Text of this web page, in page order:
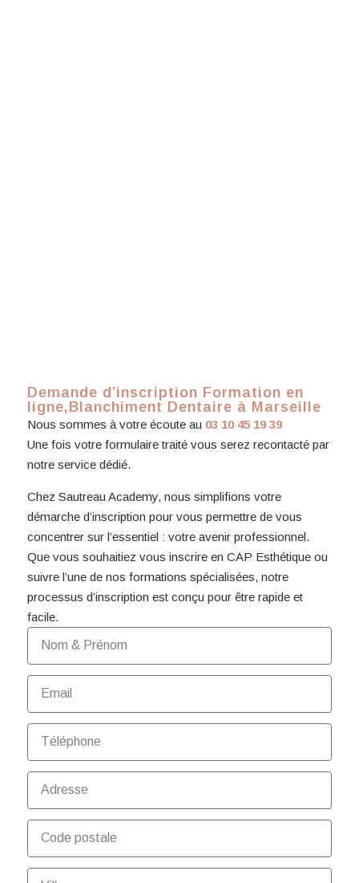
Demande d’inscription Formation en
ligne,Blanchiment Dentaire à Marseille
Nous sommes à votre écoute au 03 10 45 19 39
Une fois votre formulaire traité vous serez recontacté par
notre service dédié.
Chez Sautreau Academy, nous simplifions votre
démarche d’inscription pour vous permettre de vous
concentrer sur l’essentiel : votre avenir professionnel.
Que vous souhaitiez vous inscrire en CAP Esthétique ou
suivre l’une de nos formations spécialisées, notre
processus d’inscription est conçu pour être rapide et
facile.